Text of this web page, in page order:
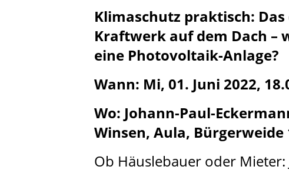
Klimaschutz praktisch: Das
Kraftwerk auf dem Dach –
eine Photovoltaik-Anlage?
Wann: Mi, 01. Juni 2022,
Wo: Johann-Paul-
Winsen, Aula, Bürgerweide
Ob Häuslebauer oder Mieter: